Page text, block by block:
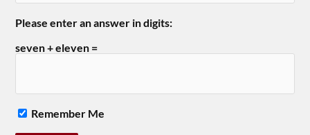
Please enter an answer in digits:
seven + eleven =
Remember Me